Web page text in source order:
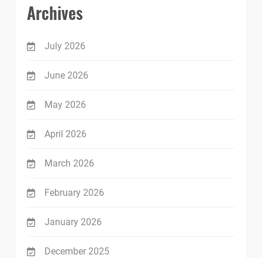
Archives
July 2026
June 2026
May 2026
April 2026
March 2026
February 2026
January 2026
December 2025